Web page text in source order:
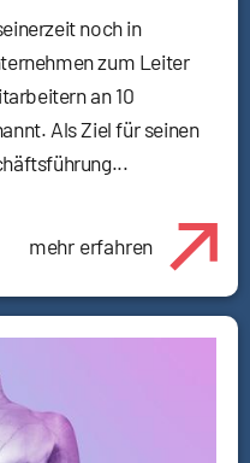
noch in
zum Leiter
an 10
Als Ziel für seinen
mehr erfahren